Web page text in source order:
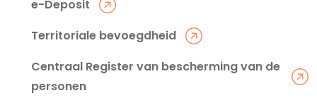
e-Deposit
Territoriale bevoegdheid
Centraal Register van bescherming van de
personen